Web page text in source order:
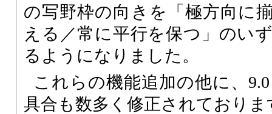
の写野枠の向きを「極方向に
える／常に平行を保つ」のい
るようになりました。
これらの機能追加の他に、
具合も数多く修正されておりま